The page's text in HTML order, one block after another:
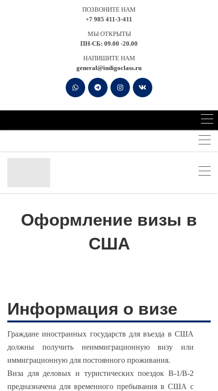
ПОЗВОНИТЕ НАМ
+7 985 411-3-411
МЫ ОТКРЫТЫ
ПН-СБ: 09.00 -20.00
НАПИШИТЕ НАМ
general@indigoclass.ru
Оформление визы в
США
Информация о визе
Граждане иностранных государств для въезда в США
должны получить неиммиграционную визу или
иммиграционную для постоянного проживания.
Виза для деловых и туристических поездок B-1/B-2
предназначена для временного пребывания в США с